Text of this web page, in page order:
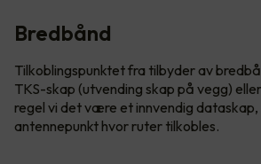
Bredbånd
Tilkoblingspunktet fra tilbyder av
TKS-skap (utvending skap på vegg)
regel vi det være et innvendig
antennepunkt hvor ruter tilkobles.